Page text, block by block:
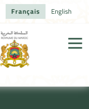
Français English